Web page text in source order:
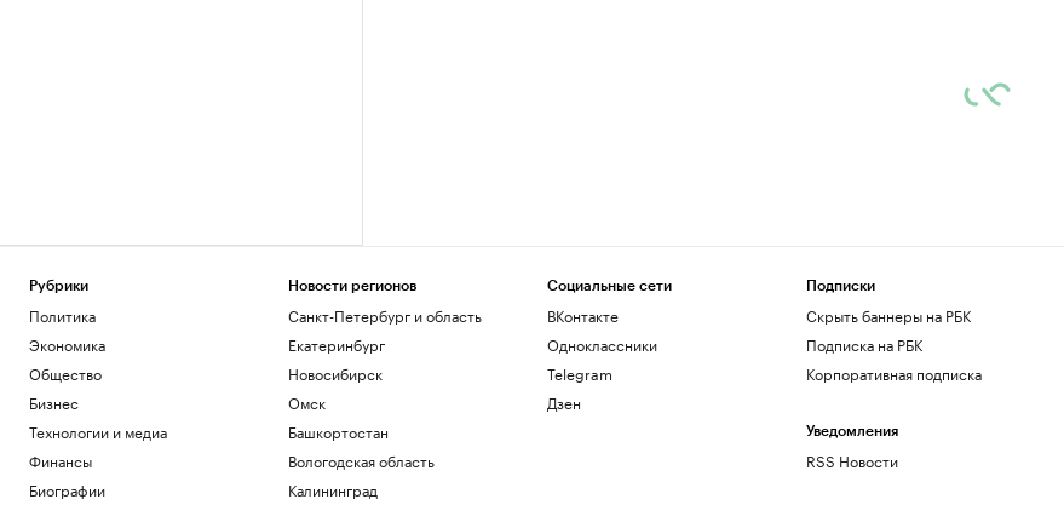
Рубрики
Политика
Экономика
Общество
Бизнес
Технологии и медиа
Финансы
Биографии
Новости регионов
Санкт-Петербург и область
Екатеринбург
Новосибирск
Омск
Башкортостан
Вологодская область
Калининград
Социальные сети
ВКонтакте
Одноклассники
Telegram
Дзен
Подписки
Скрыть баннеры на РБК
Подписка на РБК
Корпоративная подписка
Уведомления
RSS Новости